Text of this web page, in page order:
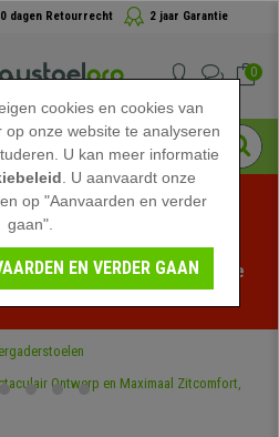
dagen Retourrecht 2 jaar Garantie
0
bij bureaustoelpro!
een beperkte tijd - Bekijk de
cookies en cookies van
onze website te analyseren
U kan meer informatie
. U aanvaardt onze
op "Aanvaarden en verder
gaan".
EN VERDER GAAN